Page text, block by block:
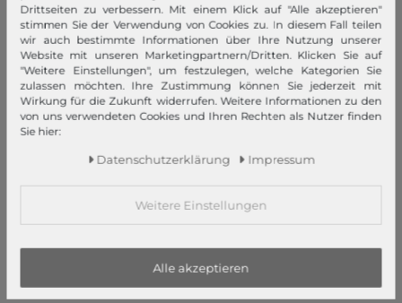
Barrierefreiheitserklärung
Jobs
Unsere Stores
Mein Konto
Login
Informationen
Rücksendung
Hilfe & FAQ
Drittseiten zu verbessern. Mit einem Klick auf "Alle akzeptieren"
stimmen Sie der Verwendung von Cookies zu. In diesem Fall teilen
wir auch bestimmte Informationen über Ihre Nutzung unserer
Website mit unseren Marketingpartnern/Dritten. Klicken Sie auf
"Weitere Einstellungen", um festzulegen, welche Kategorien Sie
zulassen möchten. Ihre Zustimmung können Sie jederzeit mit
Wirkung für die Zukunft widerrufen. Weitere Informationen zu den
von uns verwendeten Cookies und Ihren Rechten als Nutzer finden
Sie hier:
Daten­schutz­erklärung Impressum
Weitere Einstellungen
Alle akzeptieren